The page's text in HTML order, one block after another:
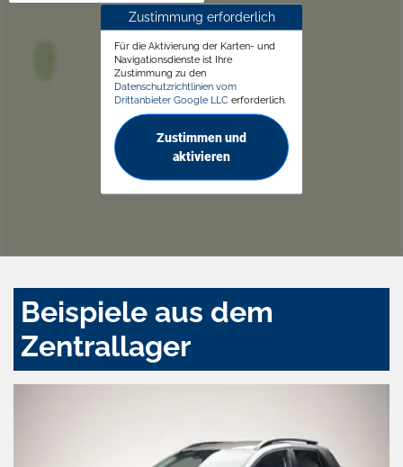
Zustimmung erforderlich
Für die Aktivierung der Karten- und
Navigationsdienste ist Ihre
Zustimmung zu den
Datenschutzrichtlinien vom
Drittanbieter Google LLC erforderlich.
Zustimmen und
aktivieren
Beispiele aus dem
Zentrallager